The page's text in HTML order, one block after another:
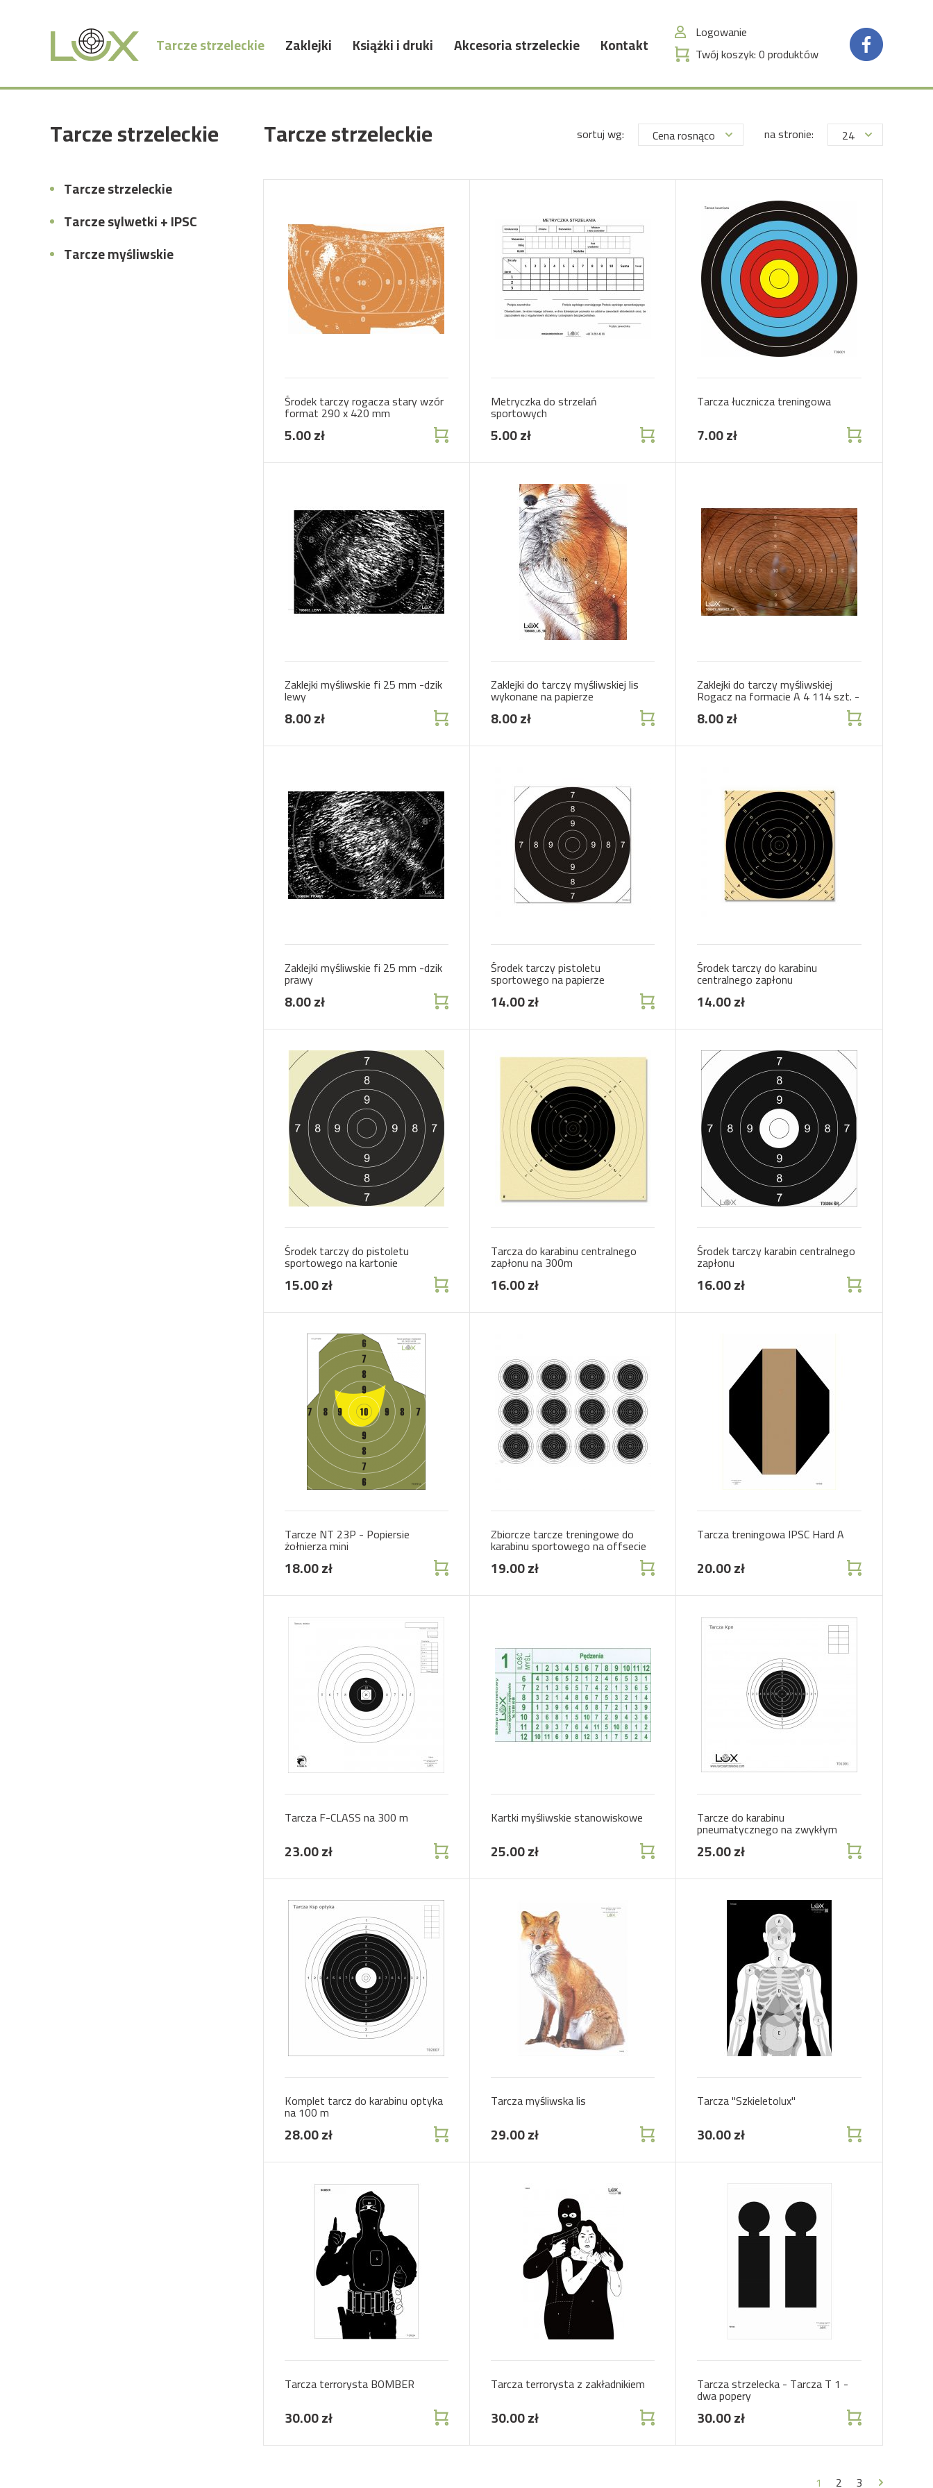
Logowanie
Twój koszyk:0produktów
Tarcze strzeleckie Zaklejki Książki i druki Akcesoria strzeleckie Kontakt
Tarcze strzeleckie
Tarcze strzeleckie
Tarcze sylwetki + IPSC
Tarcze myśliwskie
Tarcze strzeleckie sortuj wg: Cena rosnąco na stronie: 24
Środek tarczy rogacza stary wzór
format 290 x 420 mm
5.00 zł
Metryczka do strzelań
sportowych
5.00 zł
Tarcza łucznicza treningowa
7.00 zł
Zaklejki myśliwskie fi 25 mm -dzik
lewy
8.00 zł
Zaklejki do tarczy myśliwskiej lis
wykonane na papierze
samoprzylepnym fi 20 mm
8.00 zł
Zaklejki do tarczy myśliwskiej
Rogacz na formacie A 4 114 szt. -
fi 20 mm
8.00 zł
Zaklejki myśliwskie fi 25 mm -dzik
prawy
8.00 zł
Środek tarczy pistoletu
sportowego na papierze
14.00 zł
Środek tarczy do karabinu
centralnego zapłonu
14.00 zł
Środek tarczy do pistoletu
sportowego na kartonie
15.00 zł
Tarcza do karabinu centralnego
zapłonu na 300m
16.00 zł
Środek tarczy karabin centralnego
zapłonu
16.00 zł
Tarcze NT 23P - Popiersie
żołnierza mini
18.00 zł
Zbiorcze tarcze treningowe do
karabinu sportowego na offsecie
19.00 zł
Tarcza treningowa IPSC Hard A
20.00 zł
Tarcza F-CLASS na 300 m
23.00 zł
Kartki myśliwskie stanowiskowe
25.00 zł
Tarcze do karabinu
pneumatycznego na zwykłym
kartonie
25.00 zł
Komplet tarcz do karabinu optyka
na 100 m
28.00 zł
Tarcza myśliwska lis
29.00 zł
Tarcza "Szkieletolux"
30.00 zł
Tarcza terrorysta BOMBER
30.00 zł
Tarcza terrorysta z zakładnikiem
30.00 zł
Tarcza strzelecka - Tarcza T 1 -
dwa popery
30.00 zł
1 2 3